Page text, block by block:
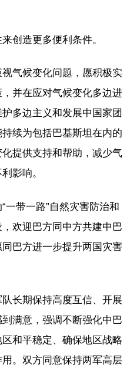
创造更多便利条件。
气候变化问题，愿积极实
并在应对气候变化多边进
多边主义和发展中国家团
续为包括巴基斯坦在内的
提供支持和帮助，减少气
影响。
一带一路”自然灾害防治和
欢迎巴方同中方共建中巴
巴方进一步提升两国灾害
长期保持高度互信、开展
满意，强调不断强化中巴
和平稳定、确保地区战略
。双方同意保持两军高层